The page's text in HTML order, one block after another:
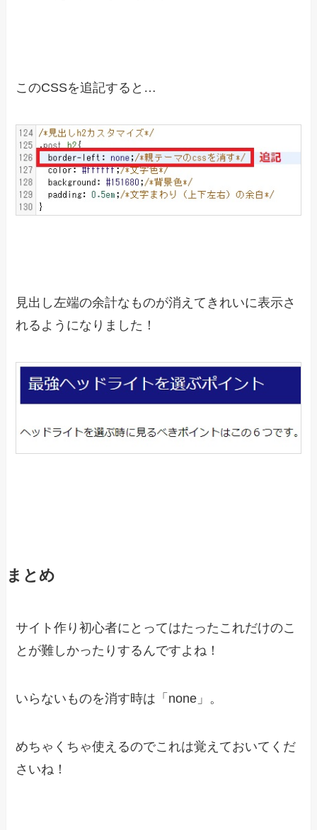
このCSSを追記すると…
見出し左端の余計なものが消えてきれいに表示さ
れるようになりました！
まとめ
サイト作り初心者にとってはたったこれだけのこ
とが難しかったりするんですよね！
いらないものを消す時は「none」。
めちゃくちゃ使えるのでこれは覚えておいてくだ
さいね！